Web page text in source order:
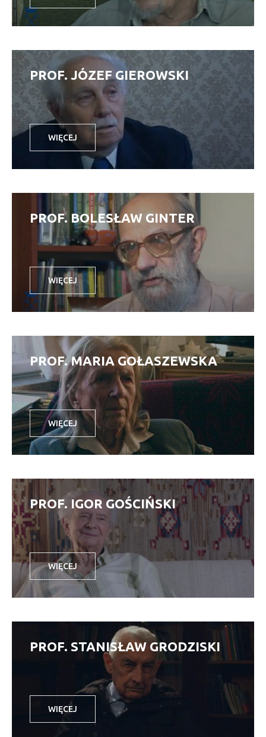
PROF. JÓZEF GIEROWSKI
WIĘCEJ
PROF. BOLESŁAW GINTER
WIĘCEJ
PROF. MARIA GOŁASZEWSKA
WIĘCEJ
PROF. IGOR GOŚCIŃSKI
WIĘCEJ
PROF. STANISŁAW GRODZISKI
WIĘCEJ